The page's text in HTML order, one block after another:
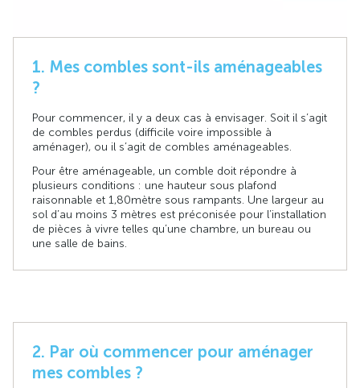
1. Mes combles sont-ils aménageables
?
Pour commencer, il y a deux cas à envisager. Soit il s’agit
de combles perdus (difficile voire impossible à
aménager), ou il s’agit de combles aménageables.
Pour être aménageable, un comble doit répondre à
plusieurs conditions : une hauteur sous plafond
raisonnable et 1,80 mètre sous rampants. Une largeur au
sol d’au moins 3 mètres est préconisée pour l’installation
de pièces à vivre telles qu’une chambre, un bureau ou
une salle de bains.
2. Par où commencer pour aménager
mes combles ?